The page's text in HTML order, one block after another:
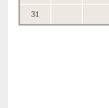
31